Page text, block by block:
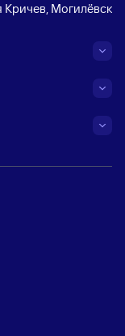
Кричев,